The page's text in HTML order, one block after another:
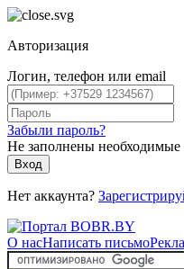
Авторизация
Логин, телефон или email
Забыли пароль?
Не заполнены необходимые
Вход
Нет аккаунта?
О насНаписать письмо